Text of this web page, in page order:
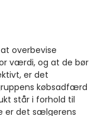
overbevise
værdi, og at de bør
er det
købsadfærd
står i forhold til
er det sælgerens